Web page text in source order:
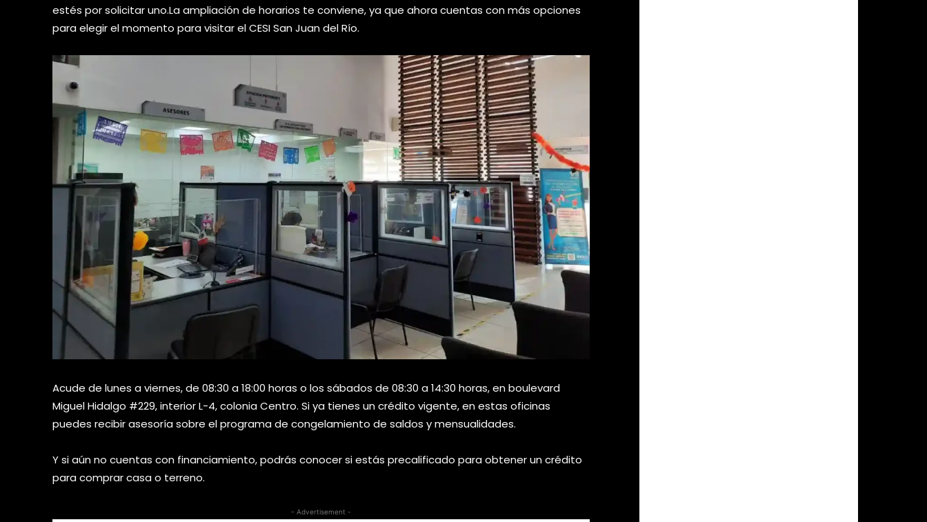
estés por solicitar uno.La ampliación de horarios te conviene, ya que ahora cuentas con más opciones
para elegir el momento para visitar el CESI San Juan del Río.
Acude de lunes a viernes, de 08:30 a 18:00 horas o los sábados de 08:30 a 14:30 horas, en boulevard
Miguel Hidalgo #229, interior L-4, colonia Centro. Si ya tienes un crédito vigente, en estas oficinas
puedes recibir asesoría sobre el programa de congelamiento de saldos y mensualidades.
Y si aún no cuentas con financiamiento, podrás conocer si estás precalificado para obtener un crédito
para comprar casa o terreno.
- Advertisement -